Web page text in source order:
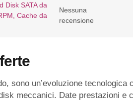
Disk SATA da
Cache da
Nessuna
recensione
sono un’evoluzione tecnologica
meccanici. Date prestazioni e